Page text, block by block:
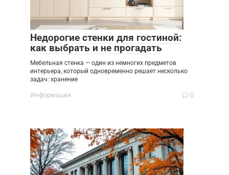
Недорогие стенки для гостиной:
как выбрать и не прогадать
Мебельная стенка — один из немногих предметов
интерьера, который одновременно решает несколько
задач: хранение
Информация 0